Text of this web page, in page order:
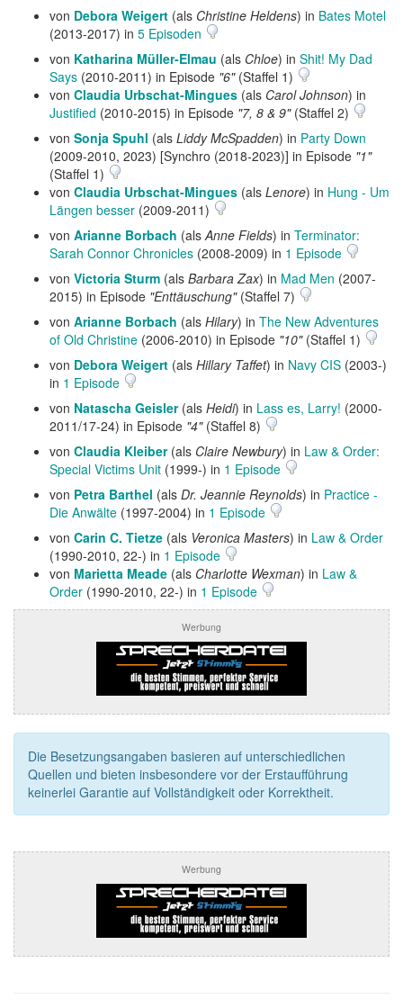
von Debora Weigert (als Christine Heldens) in Bates Motel
(2013-2017) in 5 Episoden
von Katharina Müller-Elmau (als Chloe) in Shit! My Dad
Says (2010-2011) in Episode "6"(Staffel 1)
von Claudia Urbschat-Mingues (als Carol Johnson) in
Justified (2010-2015) in Episode "7, 8 & 9"(Staffel 2)
von Sonja Spuhl (als Liddy McSpadden) in Party Down
(2009-2010, 2023) [Synchro (2018-2023)] in Episode "1"
(Staffel 1)
von Claudia Urbschat-Mingues (als Lenore) in Hung - Um
Längen besser (2009-2011)
von Arianne Borbach (alsAnne Fields) in Terminator:
Sarah Connor Chronicles (2008-2009) in 1 Episode
von Victoria Sturm (als Barbara Zax) in Mad Men (2007-
2015) in Episode "Enttäuschung"(Staffel 7)
von Arianne Borbach (als Hilary) in The New Adventures
of Old Christine (2006-2010) in Episode "10"(Staffel 1)
von Debora Weigert (als Hillary Taffet) in Navy CIS (2003-)
in 1 Episode
von Natascha Geisler(als Heidi) in Lass es, Larry! (2000-
2011/17-24) in Episode "4"(Staffel 8)
von Claudia Kleiber(als Claire Newbury) in Law & Order:
Special Victims Unit (1999-) in 1 Episode
von Petra Barthel (als Dr. Jeannie Reynolds) in Practice -
Die Anwälte (1997-2004) in 1 Episode
von Carin C. Tietze (als Veronica Masters) in Law & Order
(1990-2010, 22-) in 1 Episode
von Marietta Meade (als Charlotte Wexman) in Law &
Order (1990-2010, 22-) in 1 Episode
Werbung
Die Besetzungsangaben basieren auf unterschiedlichen
Quellen und bieten insbesondere vor der Erstaufführung
keinerlei Garantie auf Vollständigkeit oder Korrektheit.
Werbung